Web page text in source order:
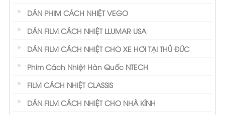
DÁN PHIM CÁCH NHIỆT VEGO
DÁN FILM CÁCH NHIỆT LLUMAR USA
DÁN FILM CÁCH NHIỆT CHO XE HƠI TẠI THỦ ĐỨC
Phim Cách Nhiệt Hàn Quốc NTECH
FILM CÁCH NHIỆT CLASSIS
DÁN FILM CÁCH NHIỆT CHO NHÀ KÍNH